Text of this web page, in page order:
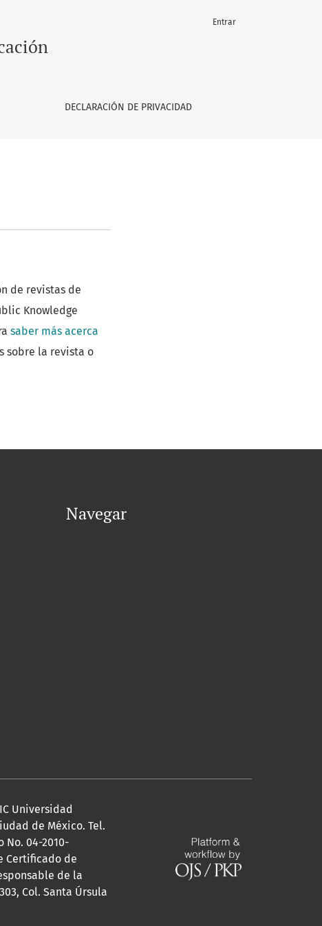
DECLARACIÓN DE PRIVACIDAD
Entrar
de revistas de
Knowledge
saber más acerca
sobre la revista o
Navegar
Universidad
de México. Tel.
No. 04-2010-
Certificado de
de la
Col. Santa Úrsula